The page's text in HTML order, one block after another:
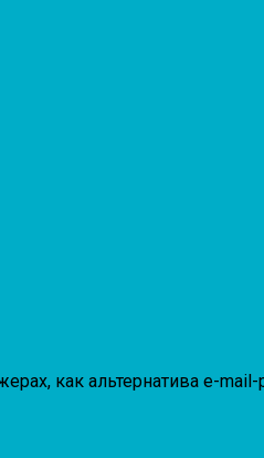
как альтернатива e-